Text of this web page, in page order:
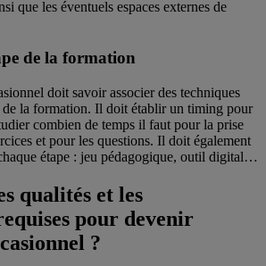
que les éventuels espaces externes de
de la formation
doit savoir associer des techniques
de la formation. Il doit établir un timing pour
combien de temps il faut pour la prise
et pour les questions. Il doit également
étape : jeu pédagogique, outil digital…
qualités et les
pour devenir
?